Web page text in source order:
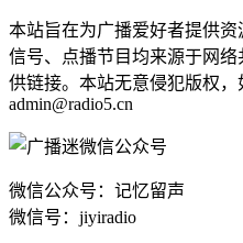
本站旨在为广播爱好者提供
信号、点播节目均来源于网
供链接。本站无意侵犯版权，
admin@radio5.cn
微信公众号：记忆留声
微信号：jiyiradio